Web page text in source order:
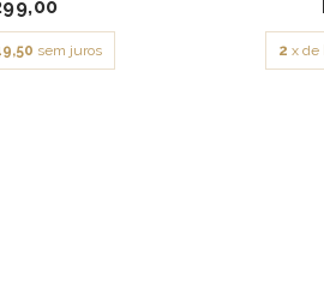
sem juros 2 x de